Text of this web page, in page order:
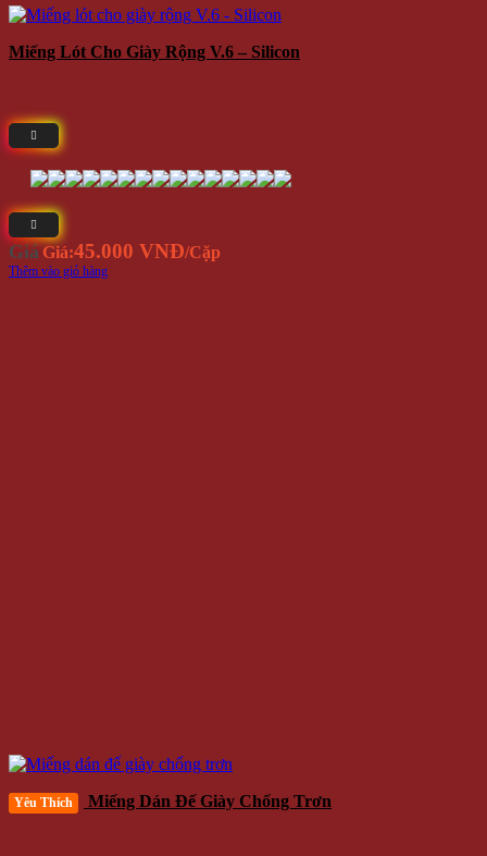
Miếng Lót Cho Giày Rộng V.6 – Silicon
Giá Giá:45.000 VNĐ/Cặp
Thêm vào giỏ hàng
Yêu Thích Miếng Dán Đế Giày Chống Trơn